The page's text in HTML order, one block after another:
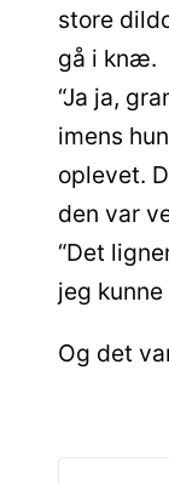
store
gå i knæ.
“Ja ja,
imens
oplevet.
den var
“Det
jeg
Og det